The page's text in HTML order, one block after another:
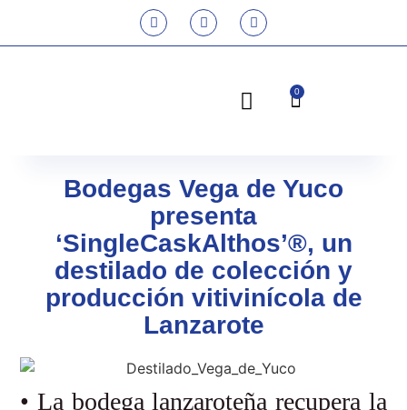
0
Bodegas Vega de Yuco
presenta
‘SingleCaskAlthos’®, un
destilado de colección y
producción vitivinícola de
Lanzarote
• La bodega lanzaroteña recupera la